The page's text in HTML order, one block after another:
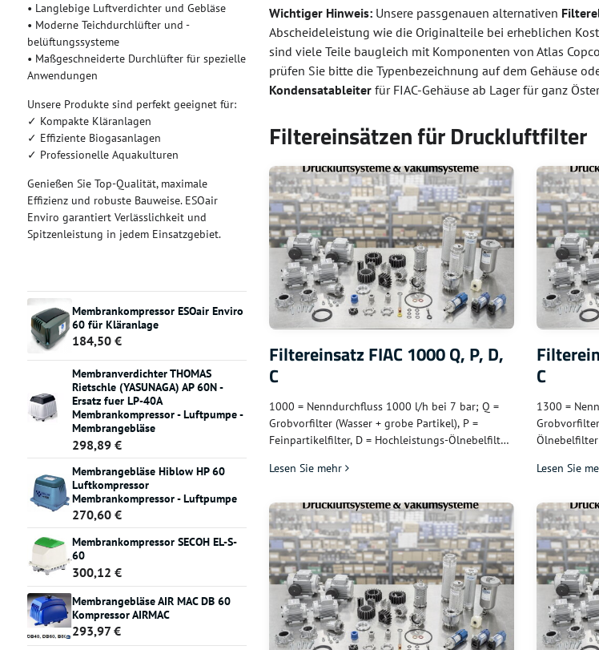
Wichtiger Hinweis: Unsere passgenauen alternativen
Abscheideleistung wie die Originalteile bei erheblichen
sind viele Teile baugleich mit Komponenten von Atlas
prüfen Sie bitte die Typenbezeichnung auf dem Gehäuse
Kondensatableiter für FIAC-Gehäuse ab Lager für ganz
Filtereinsätzen für Druckluftfilter
Filtereinsatz FIAC 1000 Q, P, D,
C
1000 = Nenndurchfluss 1000 l/h bei 7 bar; Q =
Grobvorfilter (Wasser + grobe Partikel), P =
Feinpartikelfilter, D = Hochleistungs-Ölnebelfilter
Gerüche) – kleinste Baureihe; für kleine FIAC-
Lesen Sie mehr
C
1300 =
kleine bis
Lesen Sie
• Langlebige Luftverdichter und Gebläse
• Moderne Teichdurchlüfter und -
belüftungssysteme
• Maßgeschneiderte Durchlüfter für spezielle
Anwendungen
Unsere Produkte sind perfekt geeignet für:
✓ Kompakte Kläranlagen
✓ Effiziente Biogasanlagen
✓ Professionelle Aquakulturen
Genießen Sie Top-Qualität, maximale
Effizienz und robuste Bauweise. ESOair
Enviro garantiert Verlässlichkeit und
Spitzenleistung in jedem Einsatzgebiet.
Membrankompressor ESOair Enviro
60 für Kläranlage
184,50 €
Membranverdichter THOMAS
Rietschle (YASUNAGA) AP 60N -
Ersatz fuer LP-40A
Membrankompressor - Luftpumpe -
Membrangebläse
298,89 €
Membrangebläse Hiblow HP 60
Luftkompressor
Membrankompressor - Luftpumpe
270,60 €
Membrankompressor SECOH EL-S-
60
300,12 €
Membrangebläse AIR MAC DB 60
Kompressor AIRMAC
293,97 €